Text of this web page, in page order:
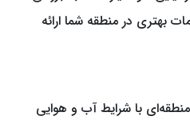
بهتری در منطقه شما ارائه
منطقه‌ای با شرایط آب و هوایی